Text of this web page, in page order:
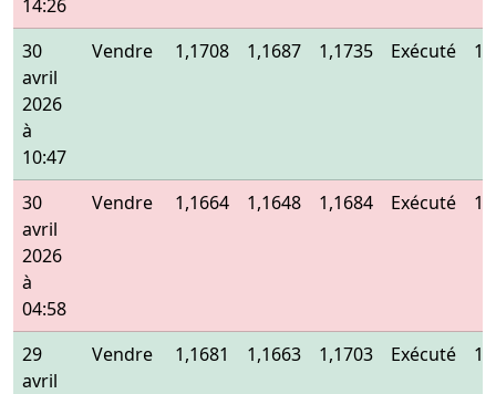
14:26
30
avril
2026
à
10:47
Vendre 1,1708 1,1687 1,1735 Exécuté
30
avril
2026
à
04:58
Vendre 1,1664 1,1648 1,1684 Exécuté
29
avril
Vendre 1,1681 1,1663 1,1703 Exécuté